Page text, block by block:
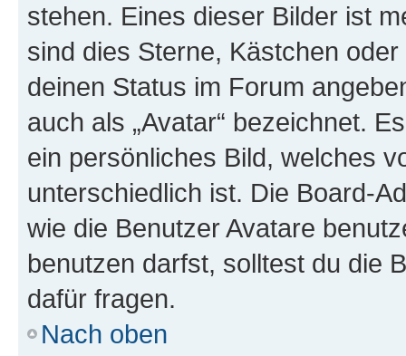
stehen. Eines dieser Bilder ist
sind dies Sterne, Kästchen
deinen Status im Forum
auch als „Avatar“ bezeichnet.
ein persönliches Bild, welches
unterschiedlich ist. Die Board-
wie die Benutzer Avatare
benutzen darfst, solltest du die
dafür fragen.
Nach oben